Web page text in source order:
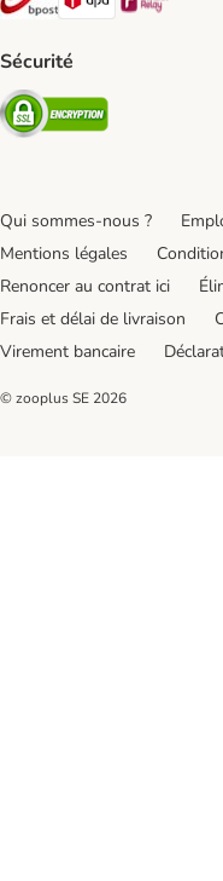
Sécurité
Security
Qui sommes-nous ?
Mentions légales
Renoncer au contrat ici
Frais et délai de livraison
Virement bancaire
© zooplus SE 2026